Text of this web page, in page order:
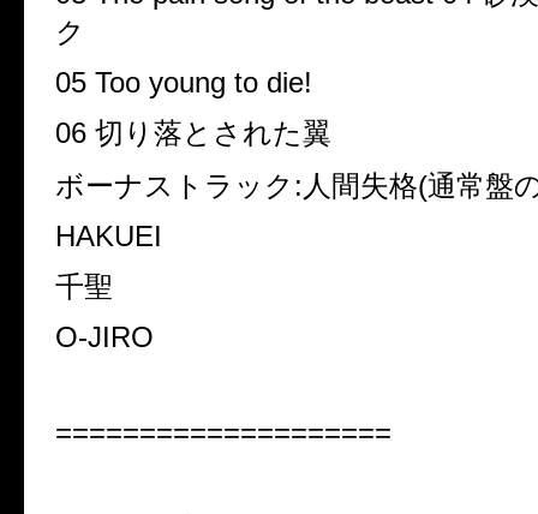
ク
05 Too young to die!
06 切り落とされた翼
ボーナストラック : 人間失格(通常盤
HAKUEI
千聖
O-JIRO
====================